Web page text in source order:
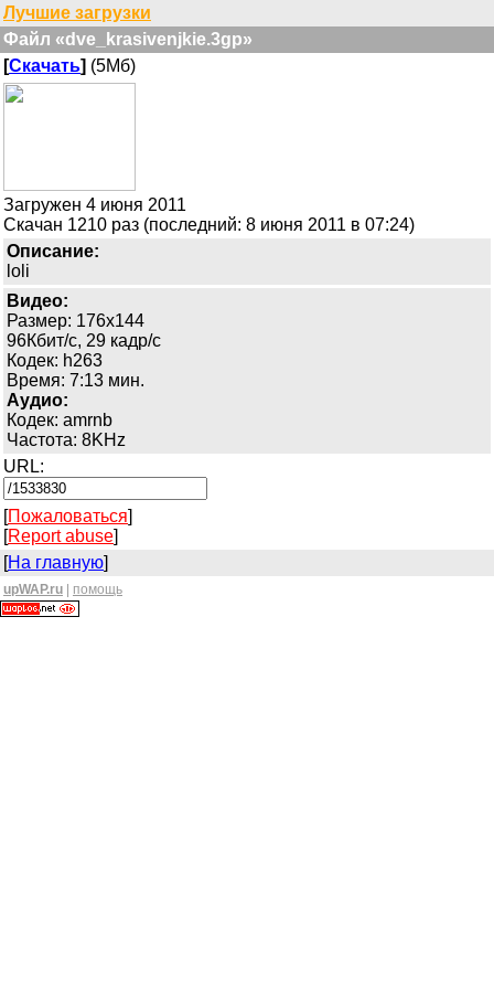
Лучшие загрузки
Файл «dve_krasivenjkie.3gp»
[Скачать] (5Мб)
Загружен 4 июня 2011
Скачан 1210 раз (последний: 8 июня 2011 в 07:24)
Описание:
loli
Видео:
Размер: 176x144
96Кбит/с, 29 кадр/с
Кодек: h263
Время: 7:13 мин.
Аудио:
Кодек: amrnb
Частота: 8KHz
URL:
[Пожаловаться]
[Report abuse]
[На главную]
upWAP.ru помощь